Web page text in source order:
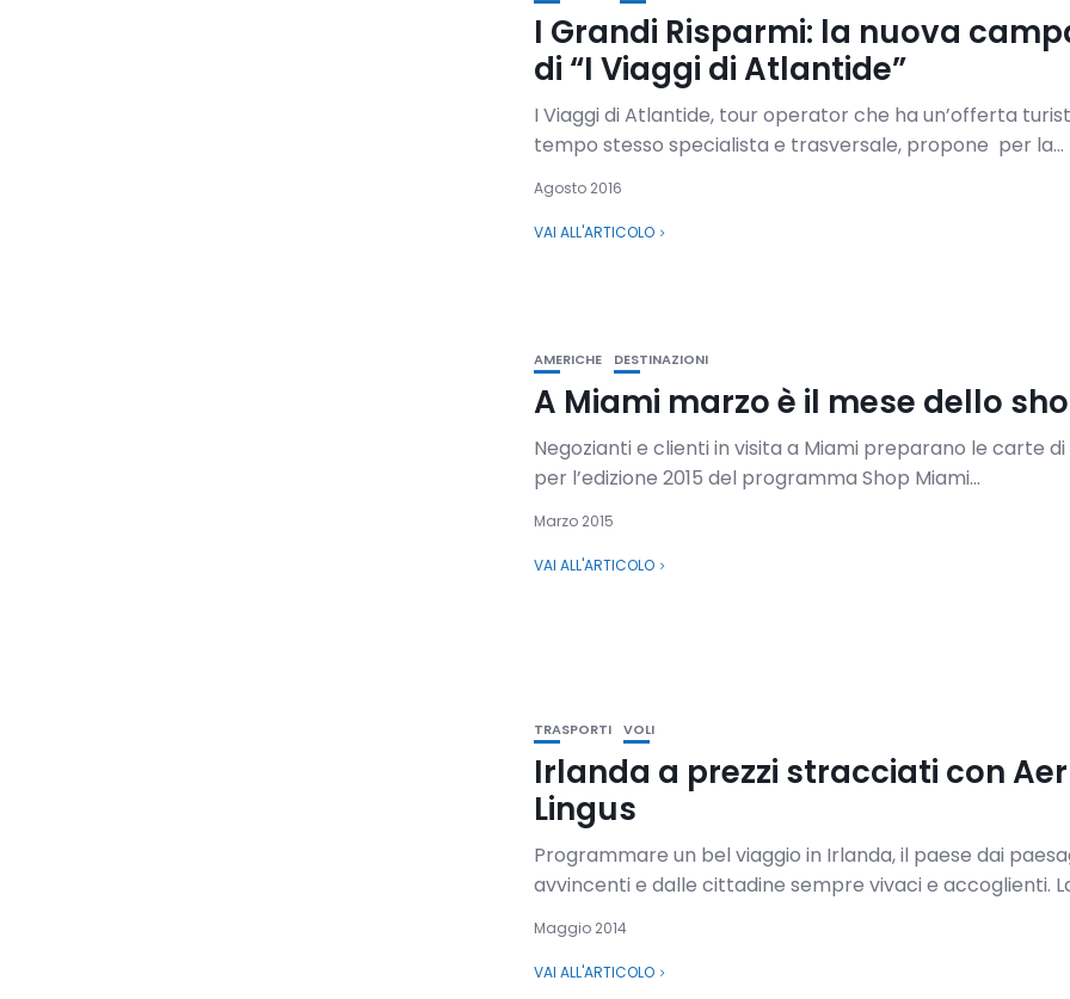
I Grandi Risparmi: la nuova
di “I Viaggi di Atlantide”
I Viaggi di Atlantide, tour operator che ha un’offerta
tempo stesso specialista e trasversale, propone per la...
Agosto 2016
VAI ALL'ARTICOLO
AMERICHE DESTINAZIONI
A Miami marzo è il mese dello
Negozianti e clienti in visita a Miami preparano le carte
per l’edizione 2015 del programma Shop Miami...
Marzo 2015
VAI ALL'ARTICOLO
TRASPORTI VOLI
Irlanda a prezzi stracciati con Aer
Lingus
Programmare un bel viaggio in Irlanda, il paese dai
avvincenti e dalle cittadine sempre vivaci e accoglienti.
Maggio 2014
VAI ALL'ARTICOLO